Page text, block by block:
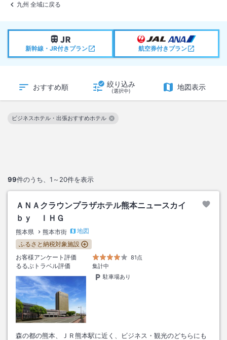
九州 全域に戻る
新幹線・JR付きプラン 航空券付きプラン
おすすめ順 絞り込み
(選択中) 地図表示
99件のうち、 1～20件を表示
ビジネスホテル・出張おすすめホテル
この絞り込み条件を解除
ＡＮＡクラウンプラザホテル熊本ニュースカイ
ｂｙ ＩＨＧ
熊本県 熊本市街
地図
ふるさと納税対象施設
お客様アンケート評価
81点
るるぶトラベル評価
集計中
駐車場あり
森の都の熊本、ＪＲ熊本駅に近く、ビジネス・観光のどちらにも